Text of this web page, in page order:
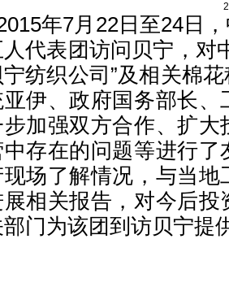
年7月 22日至24日
代表团访问贝宁，对
宁纺织公司”及相关棉
亚伊、政府国务部长
加强双方合作、扩
存在的问题等进行
场了解情况，与当
相关报告，对今后
门为该团到访贝宁提